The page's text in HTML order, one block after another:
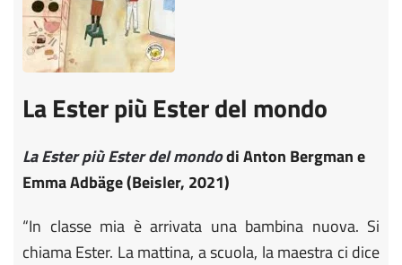
La Ester più Ester del mondo
La Ester più Ester del mondodi Anton Bergman e
Emma Adbäge (Beisler, 2021)
“In classe mia è arrivata una bambina nuova. Si
chiama Ester. La mattina, a scuola, la maestra ci dice